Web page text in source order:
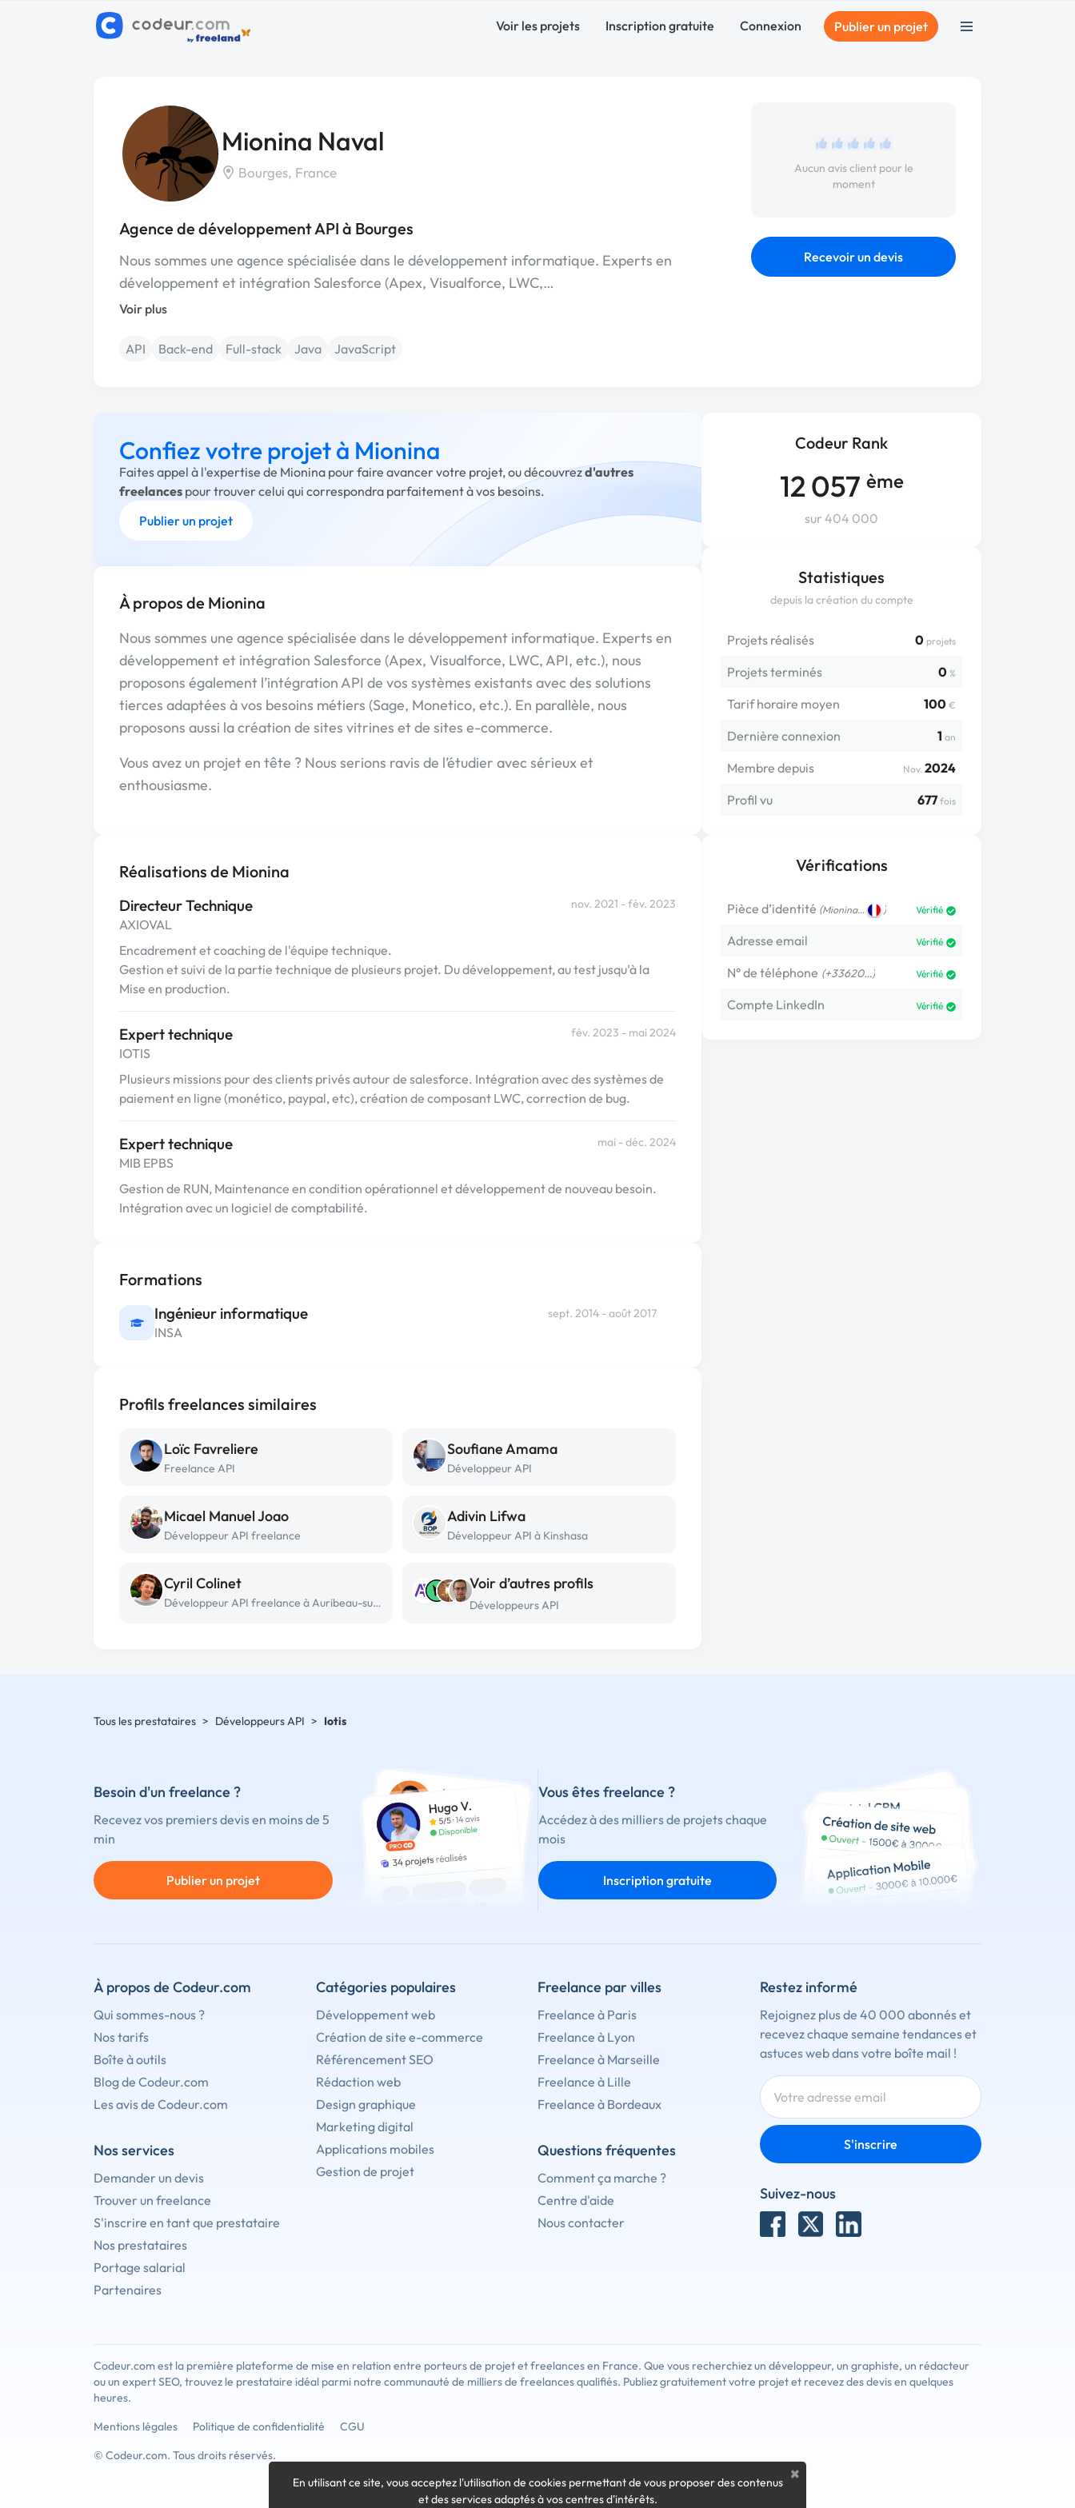
Voir les projets Inscription gratuite Connexion Publier un projet
Mionina Naval
Bourges, France
Agence de développement API à Bourges
Nous sommes une agence spécialisée dans le développement informatique. Experts en
développement et intégration Salesforce (Apex, Visualforce, LWC,…
Voir plus
API Back-end Full-stack Java JavaScript
Aucun avis client pour le
moment
Recevoir un devis
Codeur Rank
12 057 ème
sur 404 000
Statistiques
depuis la création du compte
Projets réalisés 0 projets
Projets terminés 0 %
Tarif horaire moyen 100 €
Dernière connexion 1 an
Membre depuis Nov. 2024
Profil vu
677 fois
Vérifications
Pièce d’identité (Mionina… ) Vérifié
Adresse email Vérifié
N° de téléphone (+33620…) Vérifié
Compte LinkedIn Vérifié
Confiez votre projet à Mionina
Faites appel à l'expertise de Mionina pour faire avancer votre projet, ou découvrezd'autres
freelances pour trouver celui qui correspondra parfaitement à vos besoins.
Publier un projet
À propos de Mionina
Nous sommes une agence spécialisée dans le développement informatique. Experts en
développement et intégration Salesforce (Apex, Visualforce, LWC, API, etc.), nous
proposons également l’intégration API de vos systèmes existants avec des solutions
tierces adaptées à vos besoins métiers (Sage, Monetico, etc.). En parallèle, nous
proposons aussi la création de sites vitrines et de sites e-commerce.
Vous avez un projet en tête ? Nous serions ravis de l’étudier avec sérieux et
enthousiasme.
Réalisations de Mionina
Directeur Technique
AXIOVAL
nov. 2021 - fév. 2023
Encadrement et coaching de l'équipe technique.
Gestion et suivi de la partie technique de plusieurs projet. Du développement, au test jusqu'à la
Mise en production.
Expert technique
IOTIS
fév. 2023 - mai 2024
Plusieurs missions pour des clients privés autour de salesforce. Intégration avec des systèmes de
paiement en ligne (monético, paypal, etc), création de composant LWC, correction de bug.
Expert technique
MIB EPBS
mai - déc. 2024
Gestion de RUN, Maintenance en condition opérationnel et développement de nouveau besoin.
Intégration avec un logiciel de comptabilité.
Formations
Ingénieur informatique
INSA
sept. 2014 - août 2017
Profils freelances similaires
Loïc Favreliere
Freelance API
Soufiane Amama
Développeur API
Micael Manuel Joao
Développeur API freelance
Adivin Lifwa
Développeur API à Kinshasa
Cyril Colinet
Développeur API freelance à Auribeau-sur-siagne
Voir d’autres profils
Développeurs API
Tous les prestataires > Développeurs API > Iotis
Besoin d'un freelance ?
Recevez vos premiers devis en moins de 5
min
Publier un projet
Vous êtes freelance ?
Accédez à des milliers de projets chaque
mois
Inscription gratuite
À propos de Codeur.com
Qui sommes-nous ?
Nos tarifs
Boîte à outils
Blog de Codeur.com
Les avis de Codeur.com
Nos services
Demander un devis
Trouver un freelance
S'inscrire en tant que prestataire
Nos prestataires
Portage salarial
Partenaires
Catégories populaires
Développement web
Création de site e-commerce
Référencement SEO
Rédaction web
Design graphique
Marketing digital
Applications mobiles
Gestion de projet
Freelance par villes
Freelance à Paris
Freelance à Lyon
Freelance à Marseille
Freelance à Lille
Freelance à Bordeaux
Questions fréquentes
Comment ça marche ?
Centre d'aide
Nous contacter
Restez informé
Rejoignez plus de 40 000 abonnés et
recevez chaque semaine tendances et
astuces web dans votre boîte mail !
S'inscrire
Suivez-nous
Codeur.com est la première plateforme de mise en relation entre porteurs de projet et freelances en France. Que vous recherchiez un développeur, un graphiste, un rédacteur
ou un expert SEO, trouvez le prestataire idéal parmi notre communauté de milliers de freelances qualifiés. Publiez gratuitement votre projet et recevez des devis en quelques
heures.
Mentions légales
Politique de confidentialité
CGU
© Codeur.com. Tous droits réservés.
×
En utilisant ce site, vous acceptez l'utilisation de cookies permettant de vous proposer des contenus
et des services adaptés à vos centres d'intérêts.